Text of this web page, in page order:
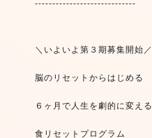
-----------------------------
＼いよいよ第３期募集開始／
脳のリセットからはじめる
６ヶ月で人生を劇的に変える
食リセットプログラム